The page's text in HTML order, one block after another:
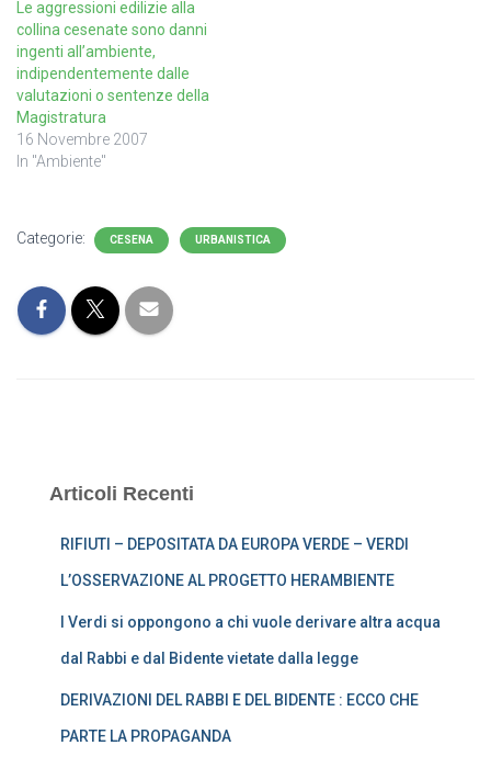
Le aggressioni edilizie alla
collina cesenate sono danni
ingenti all’ambiente,
indipendentemente dalle
valutazioni o sentenze della
Magistratura
16 Novembre 2007
In "Ambiente"
Categorie: CESENA URBANISTICA
Articoli Recenti
RIFIUTI – DEPOSITATA DA EUROPA VERDE – VERDI
L’OSSERVAZIONE AL PROGETTO HERAMBIENTE
I Verdi si oppongono a chi vuole derivare altra acqua
dal Rabbi e dal Bidente vietate dalla legge
DERIVAZIONI DEL RABBI E DEL BIDENTE : ECCO CHE
PARTE LA PROPAGANDA